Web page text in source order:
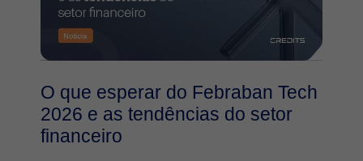
O que esperar do Febraban Tech
2026 e as tendências do setor
financeiro